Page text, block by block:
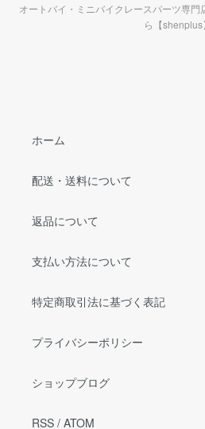
オートバイ・ミニバイクレースパーツ専
ら【shenplus
ホーム
配送・送料について
返品について
支払い方法について
特定商取引法に基づく表記
プライバシーポリシー
ショップブログ
RSS / ATOM